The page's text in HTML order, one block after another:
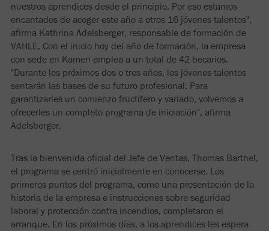
nuestros aprendices desde el principio. Por eso estamos
encantados de acoger este año a otros 16 jóvenes talentos",
afirma Kathrina Adelsberger, responsable de formación de
VAHLE. Con el inicio hoy del año de formación, la empresa
con sede en Kamen emplea a un total de 42 becarios.
"Durante los próximos dos o tres años, los jóvenes talentos
sentarán las bases de su futuro profesional. Para
garantizarles un comienzo fructífero y variado, volvemos a
ofrecerles un completo programa de iniciación", afirma
Adelsberger.
Tras la bienvenida oficial del Jefe de Ventas, Thomas Barthel,
el programa se centró inicialmente en conocerse. Los
primeros puntos del programa, como una presentación de la
historia de la empresa e instrucciones sobre seguridad
laboral y protección contra incendios, completaron el
arranque. En los próximos días, a los aprendices les espera